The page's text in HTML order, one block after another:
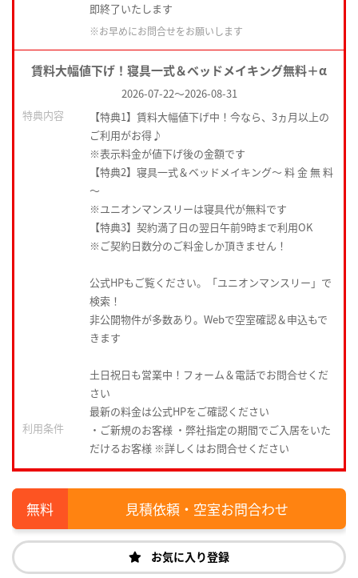
即終了いたします
※お早めにお問合せをお願いします
賃料大幅値下げ！寝具一式＆ベッドメイキング無料＋α
2026-07-22～2026-08-31
特典内容
【特典1】賃料大幅値下げ中！今なら、3ヵ月以上の
ご利用がお得♪
※表示料金が値下げ後の金額です
【特典2】寝具一式＆ベッドメイキング〜 料 金 無 料
〜
※ユニオンマンスリーは寝具代が無料です
【特典3】契約満了日の翌日午前9時まで利用OK
※ご契約日数分のご料金しか頂きません！
公式HPもご覧ください。「ユニオンマンスリー」で
検索！
非公開物件が多数あり。Webで空室確認＆申込もで
きます
土日祝日も営業中！フォーム＆電話でお問合せくだ
さい
最新の料金は公式HPをご確認ください
利用条件
・ご新規のお客様 ・弊社指定の期間でご入居をいた
だけるお客様 ※詳しくはお問合せください
見積依頼・空室お問合わせ
お気に入り登録